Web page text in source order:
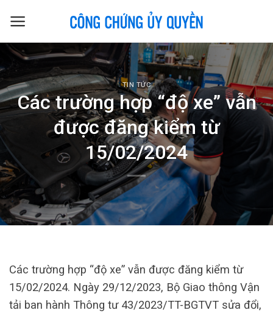
TIN TỨC
Các trường hợp “độ xe” vẫn
được đăng kiểm từ
15/02/2024
Các trường hợp “độ xe” vẫn được đăng kiểm từ
15/02/2024. Ngày 29/12/2023, Bộ Giao thông Vận
tải ban hành Thông tư 43/2023/TT-BGTVT sửa đổi,